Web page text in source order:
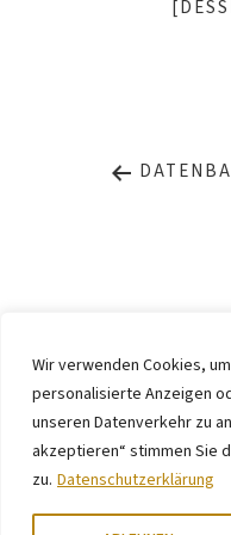
Wir verwenden Cookies,
personalisierte Anzeigen
unseren Datenverkehr zu
akzeptieren“ stimmen Sie
zu. Datenschutzerklärung
IMPRESSUM
KONTAKT
Berlin/